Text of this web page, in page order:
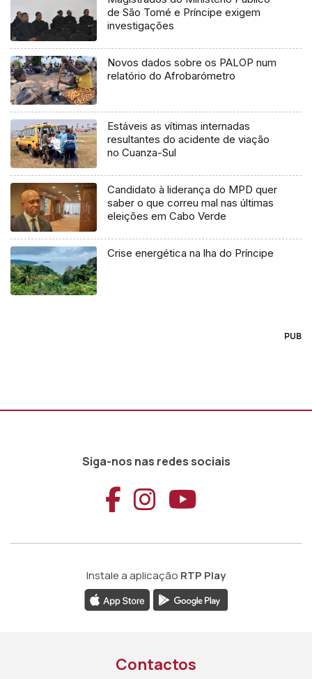
de São Tomé e Príncipe exigem
investigações
Novos dados sobre os PALOP num
relatório do Afrobarómetro
Estáveis as vítimas internadas
resultantes do acidente de viação
no Cuanza-Sul
Candidato à liderança do MPD quer
saber o que correu mal nas últimas
eleições em Cabo Verde
Crise energética na lha do Príncipe
PUB
Siga-nos nas redes sociais
Aceder ao
Aceder ao
Aceder
Instale a aplicação RTP Play
Contactos